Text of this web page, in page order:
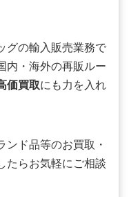
グの輸入販売業務で
内・海外の再販ルー
価買取にも力を入れ
ンド品等のお買取・
たらお気軽にご相談